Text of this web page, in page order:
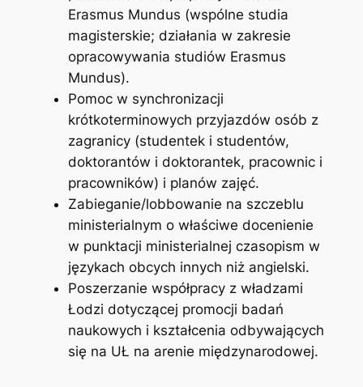
Erasmus Mundus (wspólne studia
magisterskie; działania w zakresie
opracowywania studiów Erasmus
Mundus).
Pomoc w synchronizacji
krótkoterminowych przyjazdów osób z
zagranicy (studentek i studentów,
doktorantów i doktorantek, pracownic i
pracowników) i planów zajęć.
Zabieganie/lobbowanie na szczeblu
ministerialnym o właściwe docenienie
w punktacji ministerialnej czasopism w
językach obcych innych niż angielski.
Poszerzanie współpracy z władzami
Łodzi dotyczącej promocji badań
naukowych i kształcenia odbywających
się na UŁ na arenie międzynarodowej.